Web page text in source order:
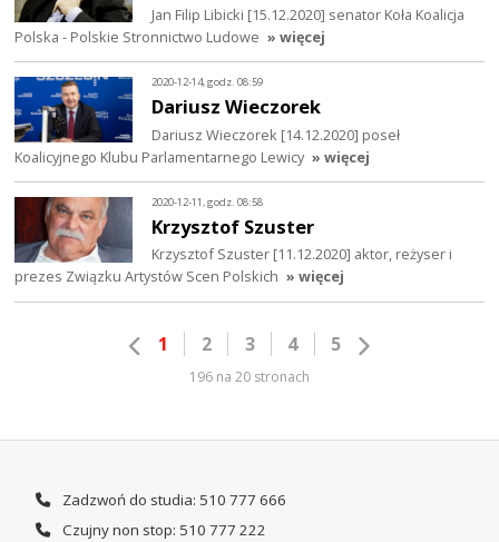
Jan Filip Libicki [15.12.2020] senator Koła Koalicja
Polska - Polskie Stronnictwo Ludowe » więcej
2020-12-14, godz. 08:59
Dariusz Wieczorek
Dariusz Wieczorek [14.12.2020] poseł
Koalicyjnego Klubu Parlamentarnego Lewicy » więcej
2020-12-11, godz. 08:58
Krzysztof Szuster
Krzysztof Szuster [11.12.2020] aktor, reżyser i
prezes Związku Artystów Scen Polskich » więcej
1 2 3 4 5
196 na 20 stronach
Zadzwoń do studia: 510 777 666
Czujny non stop: 510 777 222